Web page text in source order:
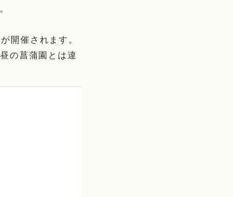
開催されます。
の菖蒲園とは違